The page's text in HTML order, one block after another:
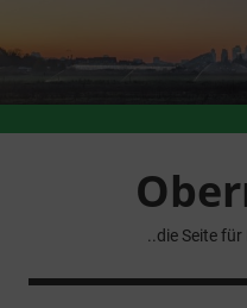
Inhalt
springen
..die Seite